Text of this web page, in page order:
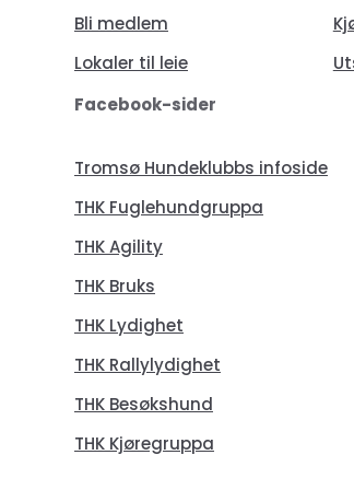
Bli medlem
Lokaler til leie
Facebook-sider
Tromsø Hundeklubbs infoside
THK Fuglehundgruppa
THK Agility
THK Bruks
THK Lydighet
THK Rallylydighet
THK Besøkshund
THK Kjøregruppa